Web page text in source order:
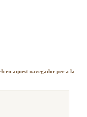
en aquest navegador per a la